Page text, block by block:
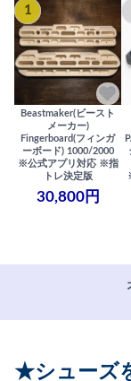
1
Beastmaker(ビースト
メーカー)
Fingerboard(フィンガ
ーボード) 1000/2000
※公式アプリ対応 ※指
トレ決定版
30,800円
★シューズ